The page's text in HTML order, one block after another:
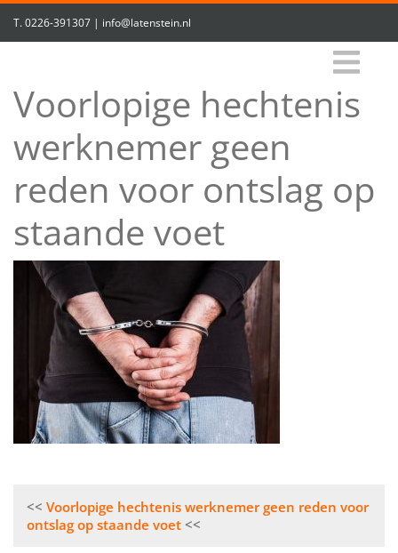
T.0226-391307 | info@latenstein.nl
Voorlopige hechtenis
werknemer geen
reden voor ontslag op
staande voet
Bericht
navigatie
Voorlopige hechtenis werknemer geen reden voor
ontslag op staande voet